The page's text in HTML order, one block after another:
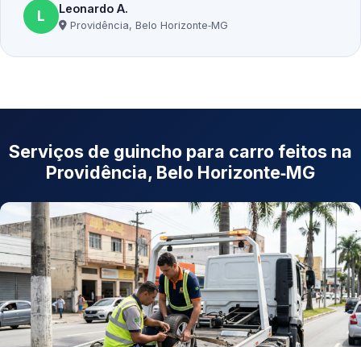
L Leonardo A.
Providência, Belo Horizonte‑MG
Serviços de guincho para carro feitos na
Providência, Belo Horizonte‑MG